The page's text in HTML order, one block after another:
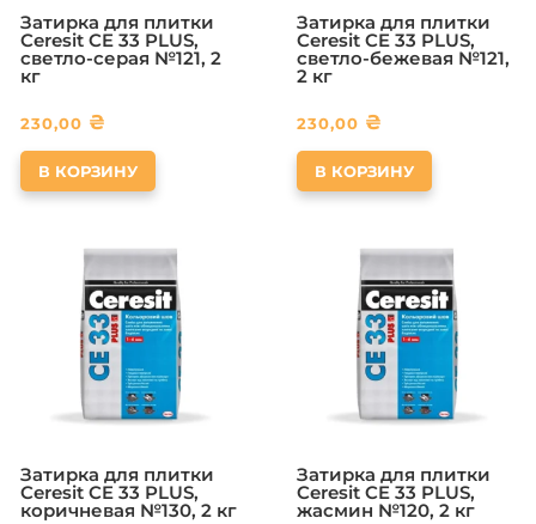
Затирка для плитки
Ceresit CE 33 PLUS,
светло-серая №121, 2
кг
230,00 ₴
В КОРЗИНУ
Затирка для плитки
Ceresit CE 33 PLUS,
светло-бежевая №121,
2 кг
230,00 ₴
В КОРЗИНУ
Затирка для плитки
Ceresit CE 33 PLUS,
коричневая №130, 2 кг
Затирка для плитки
Ceresit CE 33 PLUS,
жасмин №120, 2 кг